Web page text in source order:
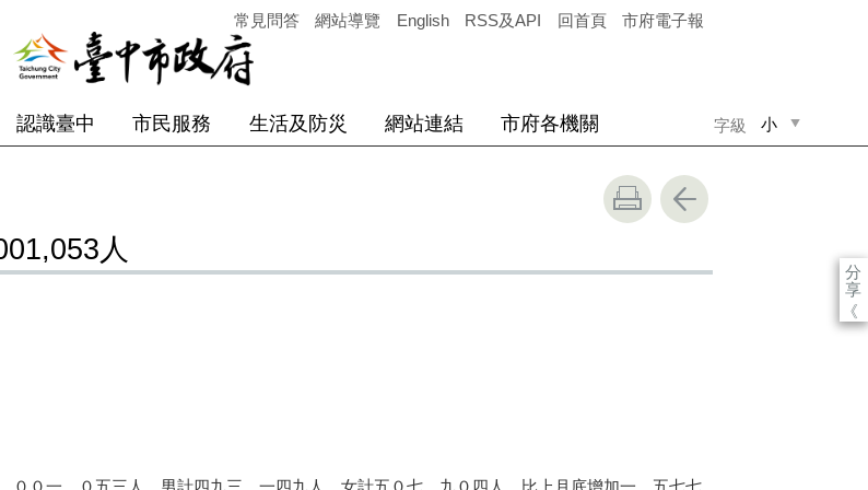
常見問答 網站導覽 English RSS及API 回首頁 市府電子報
字級 小
認識臺中 市民服務 生活及防災 網站連結 市府各機關
分
享
《
人